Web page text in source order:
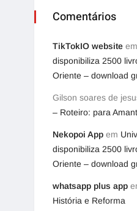
Comentários
TikTokIO website em
disponibiliza 2500
Oriente – download
Gilson soares de
– Roteiro: para
Nekopoi App em
disponibiliza 2500
Oriente – download
whatsapp plus app
História e Reforma